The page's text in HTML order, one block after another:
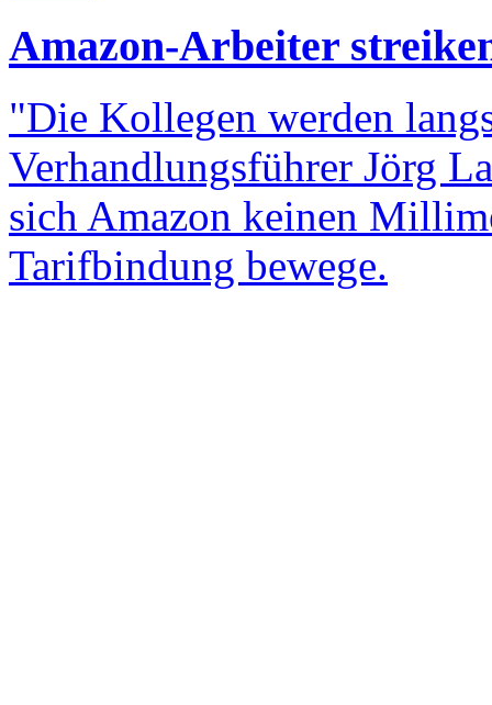
Amazon-Arbeiter
"Die Kollegen werden
Verhandlungsführer Jörg
sich Amazon keinen
Tarifbindung bewege.